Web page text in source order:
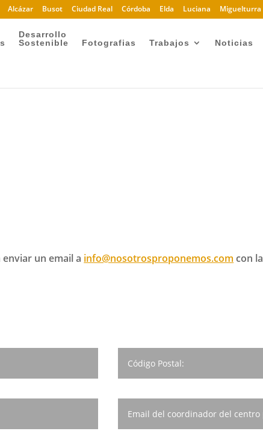
Alcázar Busot Ciudad Real Córdoba Elda Luciana Miguelturra
Desarrollo
Sostenible
Fotografias Trabajos Noticias
un email a info@nosotrosproponemos.com con la